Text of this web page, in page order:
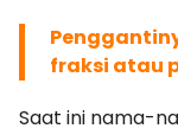
fraksi atau
Saat ini nama-